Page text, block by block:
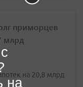
приморцев
млрд
на 20,8 млрд
на